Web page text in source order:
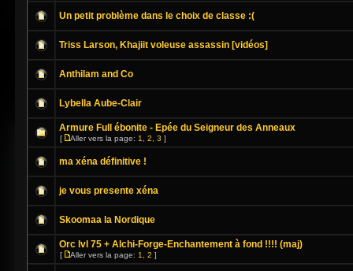
Un petit problème dans le choix de classe :(
Triss Larson, Khajiit voleuse assassin [vidéos]
Anthilam and Co
Lybella Aube-Clair
Armure Full ébonite - Epée du Seigneur des Anneaux
[ Aller vers la page: 1 2 3 ]
ma xéna définitive !
je vous presente xéna
Skoomaa la Nordique
Orc lvl 75 + Alchi-Forge-Enchantement à fond !!!! (maj)
[ Aller vers la page: 1 2 ]